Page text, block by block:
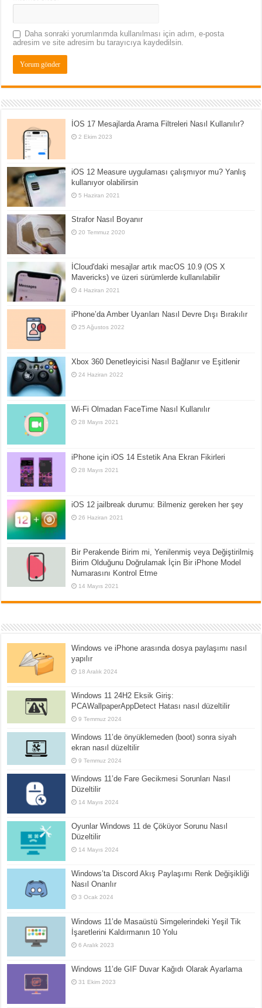
Daha sonraki yorumlarımda kullanılması için adım, e-posta
adresim ve site adresim bu tarayıcıya kaydedilsin.
İOS 17 Mesajlarda Arama Filtreleri Nasıl Kullanılır?
2 Ekim 2023
iOS 12 Measure uygulaması çalışmıyor mu? Yanlış
kullanıyor olabilirsin
5 Haziran 2021
Strafor Nasıl Boyanır
20 Temmuz 2020
İCloud'daki mesajlar artık macOS 10.9 (OS X
Mavericks) ve üzeri sürümlerde kullanılabilir
4 Haziran 2021
iPhone’da Amber Uyarıları Nasıl Devre Dışı Bırakılır
25 Ağustos 2022
Xbox 360 Denetleyicisi Nasıl Bağlanır ve Eşitlenir
24 Haziran 2022
Wi-Fi Olmadan FaceTime Nasıl Kullanılır
28 Mayıs 2021
iPhone için iOS 14 Estetik Ana Ekran Fikirleri
28 Mayıs 2021
iOS 12 jailbreak durumu: Bilmeniz gereken her şey
26 Haziran 2021
Bir Perakende Birim mi, Yenilenmiş veya Değiştirilmiş
Birim Olduğunu Doğrulamak İçin Bir iPhone Model
Numarasını Kontrol Etme
14 Mayıs 2021
Windows ve iPhone arasında dosya paylaşımı nasıl
yapılır
18 Aralık 2024
Windows 11 24H2 Eksik Giriş:
PCAWallpaperAppDetect Hatası nasıl düzeltilir
9 Temmuz 2024
Windows 11’de önyüklemeden (boot) sonra siyah
ekran nasıl düzeltilir
9 Temmuz 2024
Windows 11’de Fare Gecikmesi Sorunları Nasıl
Düzeltilir
14 Mayıs 2024
Oyunlar Windows 11 de Çöküyor Sorunu Nasıl
Düzeltilir
14 Mayıs 2024
Windows’ta Discord Akış Paylaşımı Renk Değişikliği
Nasıl Onarılır
3 Ocak 2024
Windows 11’de Masaüstü Simgelerindeki Yeşil Tik
İşaretlerini Kaldırmanın 10 Yolu
6 Aralık 2023
Windows 11’de GIF Duvar Kağıdı Olarak Ayarlama
31 Ekim 2023